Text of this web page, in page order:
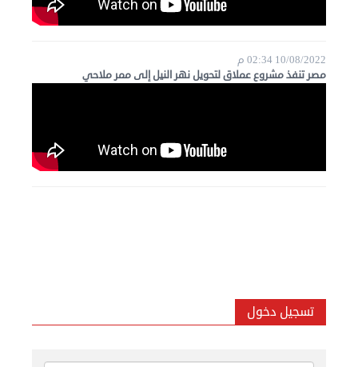
10/08/2022 02:34 م
مصر تنفذ مشروع عملاق لتحويل نهر النيل إلى ممر ملاحي
تسجيل دخول